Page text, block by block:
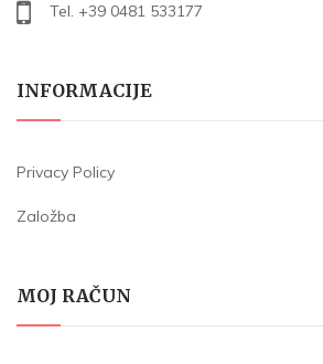
Tel. +39 0481 533177
INFORMACIJE
Privacy Policy
Založba
MOJ RAČUN